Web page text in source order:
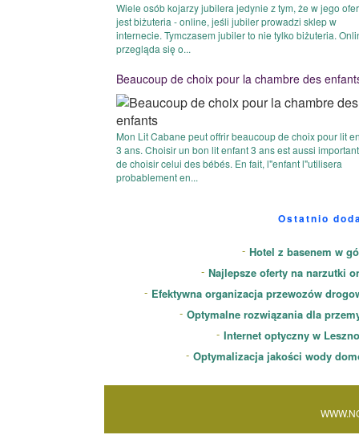
Wiele osób kojarzy jubilera jedynie z tym, że w jego
jest biżuteria - online, jeśli jubiler prowadzi sklep w
internecie. Tymczasem jubiler to nie tylko biżuteria.
przegląda się o...
Beaucoup de choix pour la chambre des
Mon Lit Cabane peut offrir beaucoup de choix pour lit
3 ans. Choisir un bon lit enfant 3 ans est aussi
de choisir celui des bébés. En fait, l"enfant l"utilisera
probablement en...
Ostatnio
Hotel z basenem w
Najlepsze oferty na narzutki
Efektywna organizacja przewozów
Optymalne rozwiązania dla
Internet optyczny w
Optymalizacja jakości wody